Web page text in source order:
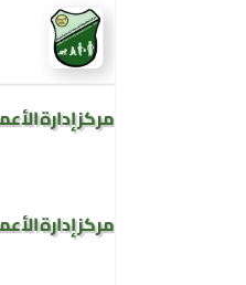
مركز إدارة
مركز إدارة